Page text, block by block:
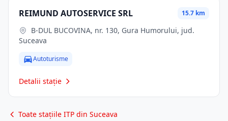
REIMUND AUTOSERVICE SRL 15.7 km
Suceava
Autoturisme
Detalii stație
Toate stațiile ITP din Suceava